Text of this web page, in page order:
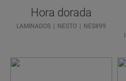
Hora dorada
LAMINADOS NESTO NES899